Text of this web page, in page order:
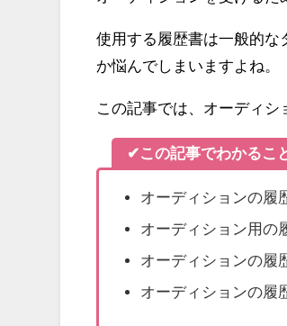
使用する履歴書は一般的な
か悩んでしまいますよね。
この記事では、オーディシ
✔この記事でわかるこ
オーディションの履
オーディション用の
オーディションの履
オーディションの履